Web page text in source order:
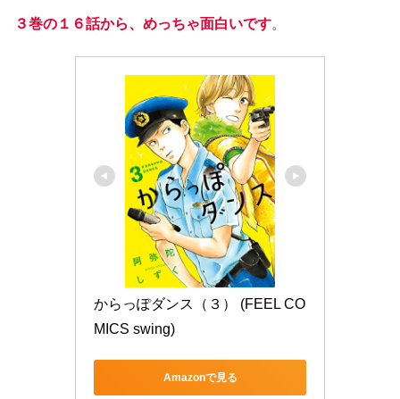
３巻の１６話から、めっちゃ面白いです。
からっぽダンス（３） (FEEL CO
MICS swing)
Amazonで見る